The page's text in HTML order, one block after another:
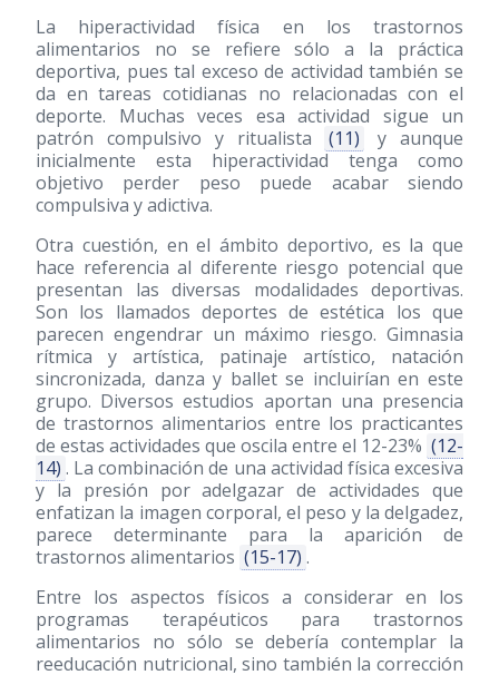
La hiperactividad física en los trastornos
alimentarios no se refiere sólo a la práctica
deportiva, pues tal exceso de actividad también se
da en tareas cotidianas no relacionadas con el
deporte. Muchas veces esa actividad sigue un
patrón compulsivo y ritualista
(11)
y aunque
inicialmente esta hiperactividad tenga como
objetivo perder peso puede acabar siendo
compulsiva y adictiva.
Otra cuestión, en el ámbito deportivo, es la que
hace referencia al diferente riesgo potencial que
presentan las diversas modalidades deportivas.
Son los llamados deportes de estética los que
parecen engendrar un máximo riesgo. Gimnasia
rítmica y artística, patinaje artístico, natación
sincronizada, danza y ballet se incluirían en este
grupo. Diversos estudios aportan una presencia
de trastornos alimentarios entre los practicantes
de estas actividades que oscila entre el 12-23% (12-
14) . La combinación de una actividad física excesiva
y la presión por adelgazar de actividades que
enfatizan la imagen corporal, el peso y la delgadez,
parece determinante para la aparición de
trastornos alimentarios (15-17) .
Entre los aspectos físicos a considerar en los
programas terapéuticos para trastornos
alimentarios no sólo se debería contemplar la
reeducación nutricional, sino también la corrección